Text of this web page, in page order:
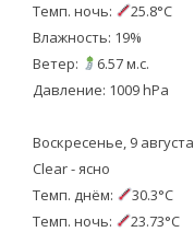
Темп. ночь:
25.8°C
Влажность: 19%
Ветер:
6.57 м.с.
Давление: 1009 hPa
Воскресенье, 9 августа
Clear - ясно
Темп. днём:
30.3°C
Темп. ночь:
23.73°C